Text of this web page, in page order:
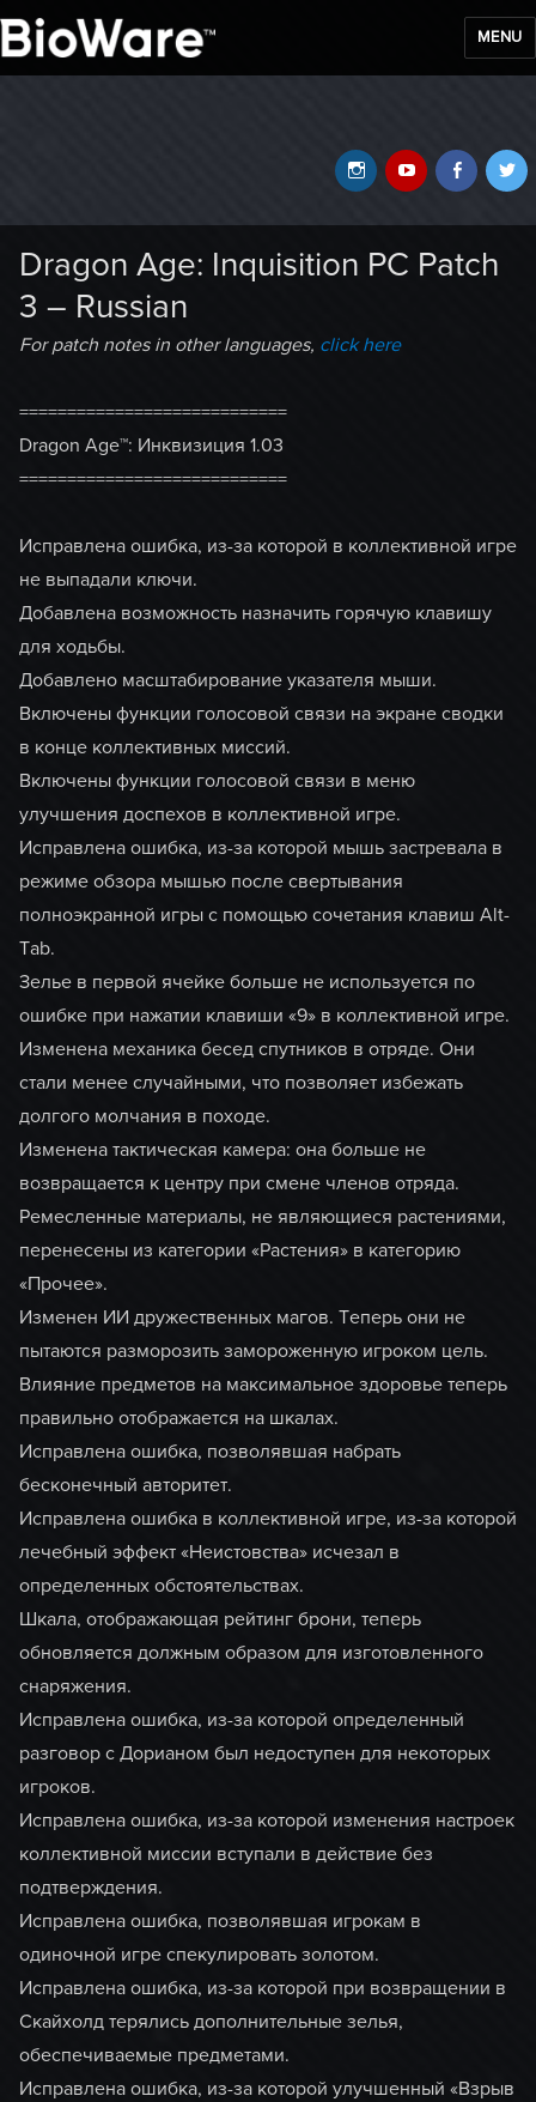
MENU
YouTube
Instagram
Dragon Age: Inquisition PC Patch
3 – Russian
For patch notes in other languages, click here
============================
Dragon Age™: Инквизиция 1.03
============================
Исправлена ошибка, из-за которой в коллективной игре
не выпадали ключи.
Добавлена возможность назначить горячую клавишу
для ходьбы.
Добавлено масштабирование указателя мыши.
Включены функции голосовой связи на экране сводки
в конце коллективных миссий.
Включены функции голосовой связи в меню
улучшения доспехов в коллективной игре.
Исправлена ошибка, из-за которой мышь застревала в
режиме обзора мышью после свертывания
полноэкранной игры с помощью сочетания клавиш Alt-
Tab.
Зелье в первой ячейке больше не используется по
ошибке при нажатии клавиши «9» в коллективной игре.
Изменена механика бесед спутников в отряде. Они
стали менее случайными, что позволяет избежать
долгого молчания в походе.
Изменена тактическая камера: она больше не
возвращается к центру при смене членов отряда.
Ремесленные материалы, не являющиеся растениями,
перенесены из категории «Растения» в категорию
«Прочее».
Изменен ИИ дружественных магов. Теперь они не
пытаются разморозить замороженную игроком цель.
Влияние предметов на максимальное здоровье теперь
правильно отображается на шкалах.
Исправлена ошибка, позволявшая набрать
бесконечный авторитет.
Исправлена ошибка в коллективной игре, из-за которой
лечебный эффект «Неистовства» исчезал в
определенных обстоятельствах.
Шкала, отображающая рейтинг брони, теперь
обновляется должным образом для изготовленного
снаряжения.
Исправлена ошибка, из-за которой определенный
разговор с Дорианом был недоступен для некоторых
игроков.
Исправлена ошибка, из-за которой изменения настроек
коллективной миссии вступали в действие без
подтверждения.
Исправлена ошибка, позволявшая игрокам в
одиночной игре спекулировать золотом.
Исправлена ошибка, из-за которой при возвращении в
Скайхолд терялись дополнительные зелья,
обеспечиваемые предметами.
Исправлена ошибка, из-за которой улучшенный «Взрыв